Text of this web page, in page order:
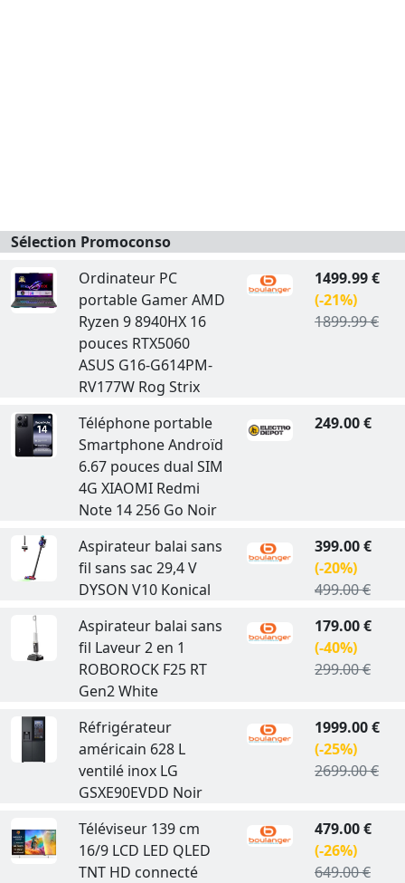
Sélection Promoconso
Ordinateur PC
portable Gamer AMD
Ryzen 9 8940HX 16
pouces RTX5060
ASUS G16-G614PM-
RV177W Rog Strix
1499.99 €
(-21%)
1899.99 €
Téléphone portable
Smartphone Androïd
6.67 pouces dual SIM
4G XIAOMI Redmi
Note 14 256 Go Noir
249.00 €
Aspirateur balai sans
fil sans sac 29,4 V
DYSON V10 Konical
399.00 €
(-20%)
499.00 €
Aspirateur balai sans
fil Laveur 2 en 1
ROBOROCK F25 RT
Gen2 White
179.00 €
(-40%)
299.00 €
Réfrigérateur
américain 628 L
ventilé inox LG
GSXE90EVDD Noir
1999.00 €
(-25%)
2699.00 €
Téléviseur 139 cm
16/9 LCD LED QLED
TNT HD connecté
479.00 €
(-26%)
649.00 €